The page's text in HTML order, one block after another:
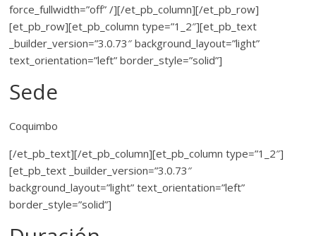
force_fullwidth=”off” /][/et_pb_column][/et_pb_row]
[et_pb_row][et_pb_column type=”1_2″][et_pb_text
_builder_version=”3.0.73″ background_layout=”light”
text_orientation=”left” border_style=”solid”]
Sede
Coquimbo
[/et_pb_text][/et_pb_column][et_pb_column type=”1_2″]
[et_pb_text _builder_version=”3.0.73″
background_layout=”light” text_orientation=”left”
border_style=”solid”]